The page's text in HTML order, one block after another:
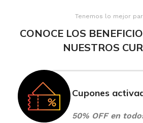
Tenemos lo mejor
CONOCE LOS
NUESTROS
Cupones
50% OFF en